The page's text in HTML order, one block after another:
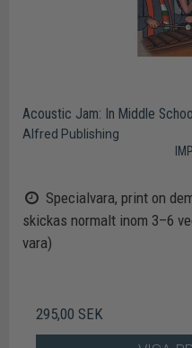
Acoustic Jam: In Middle
Alfred Publishing
Specialvara, print on
skickas normalt inom 3–6
vara)
295,00 SEK